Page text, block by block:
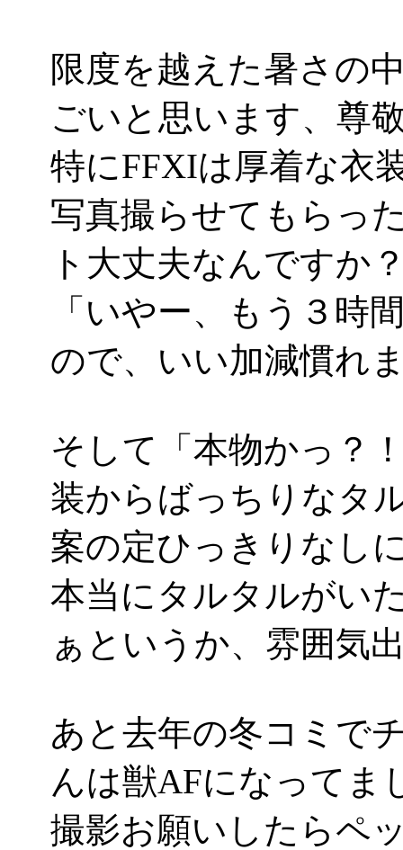
限度を越えた暑さの
ごいと思います、尊
特にFFXIは厚着な衣
写真撮らせてもらっ
ト大丈夫なんですか
「いやー、もう３時
ので、いい加減慣れ
そして「本物かっ？
装からばっちりなタ
案の定ひっきりなし
本当にタルタルがい
ぁというか、雰囲気
あと去年の冬コミで
んは獣AFになってま
撮影お願いしたらペ